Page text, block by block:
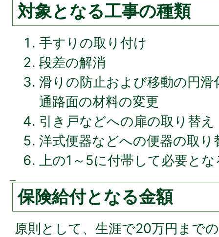
対象となる工事の種類
手すりの取り付け
段差の解消
滑りの防止および移動の円
通路面の材料の変更
引き戸などへの扉の取り替え
洋式便器などへの便器の取り
上の1～5に付帯して必要とな
保険給付となる金額
原則として、生涯で20万円まで